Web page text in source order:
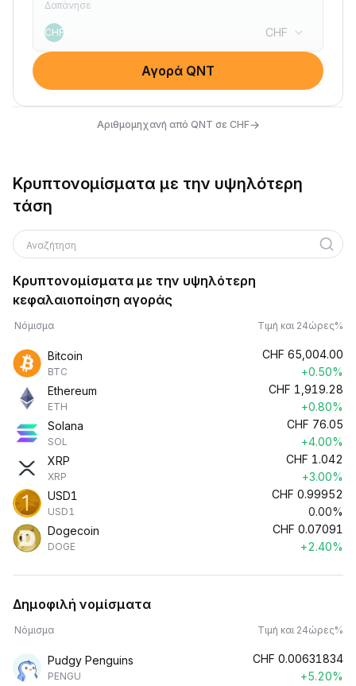
Δαπάνησε
CHF CHF
Αγορά QNT
Αριθμομηχανή από QNT σε CHF→
Κρυπτονομίσματα με την υψηλότερη
τάση
Αναζήτηση
Κρυπτονομίσματα με την υψηλότερη
κεφαλαιοποίηση αγοράς
Νόμισμα Τιμή και 24ώρες%
Bitcoin
BTC
CHF 65,004.00
+0.50%
Ethereum
ETH
CHF 1,919.28
+0.80%
Solana
SOL
CHF 76.05
+4.00%
XRP
XRP
CHF 1.042
+3.00%
USD1
USD1
CHF 0.99952
0.00%
Dogecoin
DOGE
CHF 0.07091
+2.40%
Δημοφιλή νομίσματα
Νόμισμα Τιμή και 24ώρες%
Pudgy Penguins
PENGU
CHF 0.00631834
+5.20%